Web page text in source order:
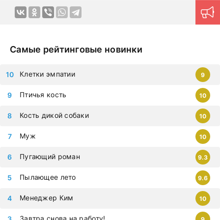
Смотрите дораму Мое сердце в твоей груди в HD
которыми хочется путешествовать в далекие края и
переживать самые яркие эмоции. Картины на русском
языке позволяют ощутить непередаваемую гамму
эмоций в домашней обстановке в любое удобное время.
Продуманная навигация поможет моментально найти
нужный контент.
Новые серии на дорама клуб
немедленно, чтобы не упустить самые современные
дорамы, которыми восхищается весь мир. Все фильмы
можно смотреть на любых гаджетах – iphone, android,
Самые рейтинговые новинки
Завтра снова на работу!
Менеджер Ким 10
Пылающее лето 9.6
Пугающий роман 9.3
Муж 10
Кость дикой собаки 10
Птичья кость 10
Клетки эмпатии 9